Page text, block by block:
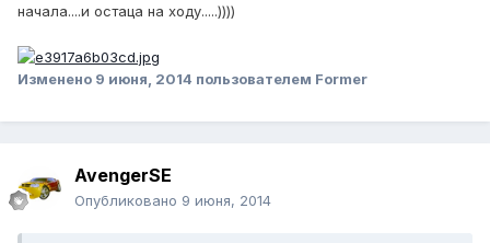
начала....и остаца на ходу.....))))
Изменено 9 июня, 2014 пользователем Former
AvengerSE
Опубликовано 9 июня, 2014